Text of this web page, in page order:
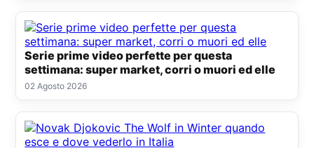
Serie prime video perfette per questa
settimana: super market, corri o muori ed elle
02 Agosto 2026